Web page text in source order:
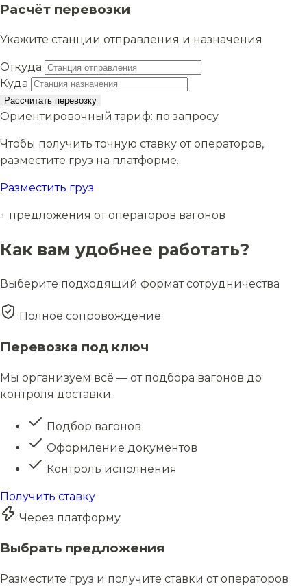
Расчёт перевозки
Укажите станции отправления и назначения
Откуда
Куда
Рассчитать перевозку
Ориентировочный тариф: по запросу
Чтобы получить точную ставку от операторов,
разместите груз на платформе.
Разместить груз
+ предложения от операторов вагонов
Как вам удобнее работать?
Выберите подходящий формат сотрудничества
Полное сопровождение
Перевозка под ключ
Мы организуем всё — от подбора вагонов до
контроля доставки.
Подбор вагонов
Оформление документов
Контроль исполнения
Получить ставку
Через платформу
Выбрать предложения
Разместите груз и получите ставки от операторов